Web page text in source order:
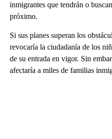
inmigrantes que tendrán o
próximo.
Si sus planes superan los
revocaría la ciudadanía de los
de su entrada en vigor. Sin
afectaría a miles de familias